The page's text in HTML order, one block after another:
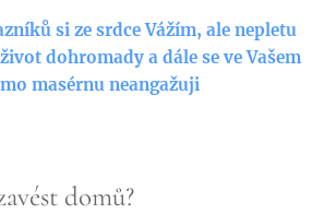
si ze srdce Vážím, ale nepletu
dohromady a dále se ve Vašem
masérnu neangažuji
domů?